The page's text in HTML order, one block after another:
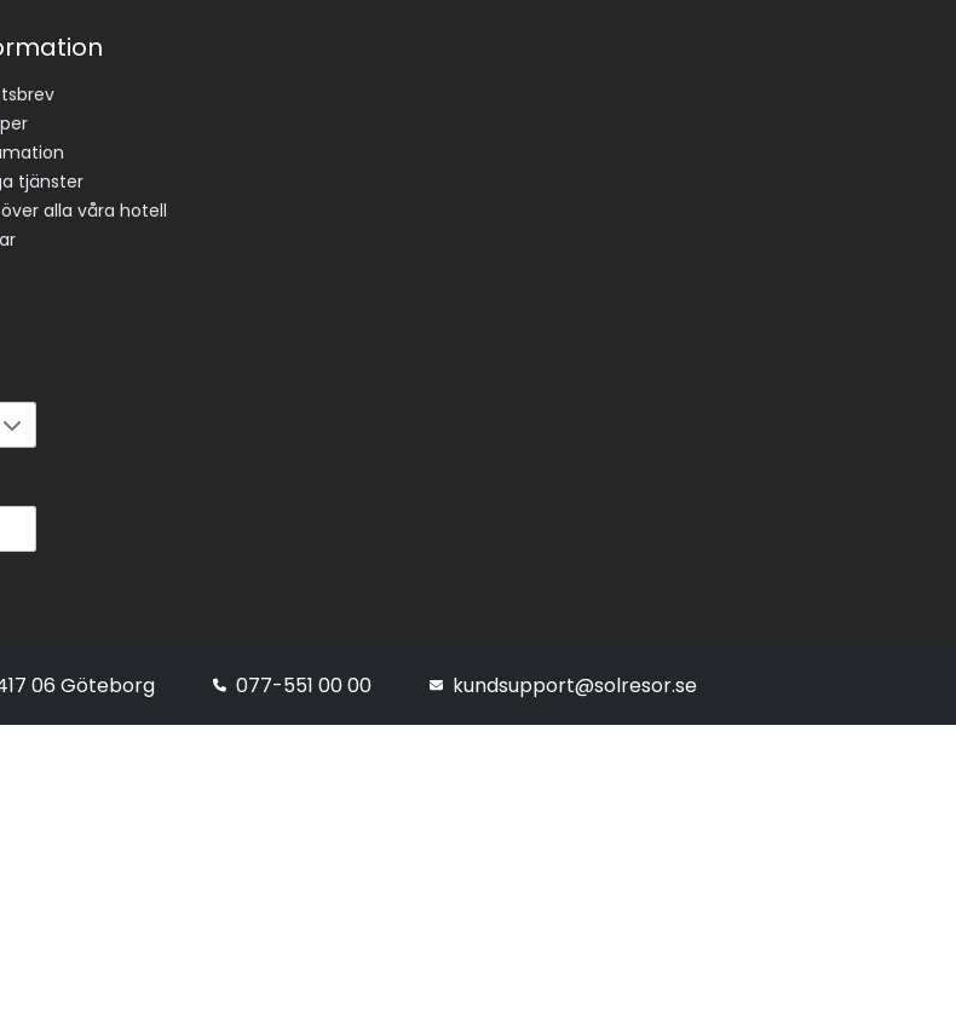
tjänster
alla våra hotell
06 Göteborg 077-551 00 00 kundsupport@solresor.se